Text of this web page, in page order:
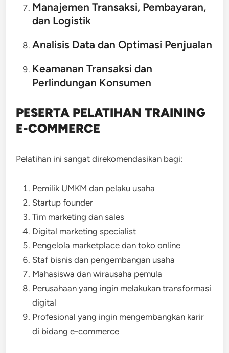
Manajemen Transaksi, Pembayaran,
dan Logistik
Analisis Data dan Optimasi Penjualan
Keamanan Transaksi dan
Perlindungan Konsumen
PESERTA PELATIHAN TRAINING
E-COMMERCE
Pelatihan ini sangat direkomendasikan bagi:
Pemilik UMKM dan pelaku usaha
Startup founder
Tim marketing dan sales
Digital marketing specialist
Pengelola marketplace dan toko online
Staf bisnis dan pengembangan usaha
Mahasiswa dan wirausaha pemula
Perusahaan yang ingin melakukan transformasi
digital
Profesional yang ingin mengembangkan karir
di bidang e-commerce